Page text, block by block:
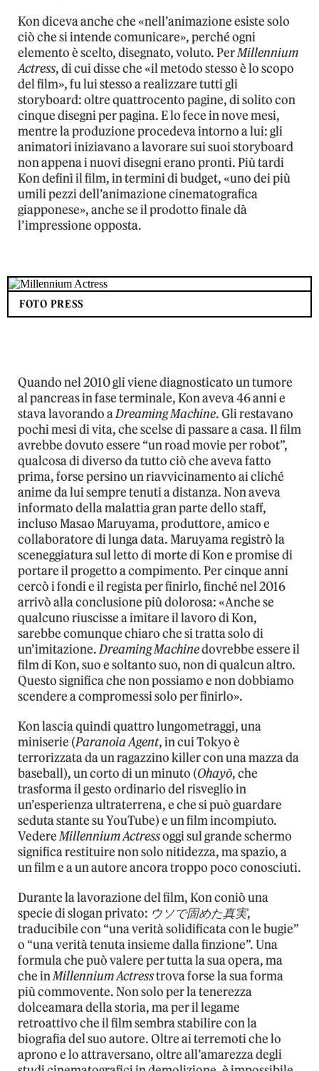
Kon diceva anche che «nell’animazione esiste solo
ciò che si intende comunicare», perché ogni
elemento è scelto, disegnato, voluto. PerMillennium
Actress, di cui disse che «il metodo stesso è lo scopo
del film», fu lui stesso a realizzare tutti gli
storyboard: oltre quattrocento pagine, di solito con
cinque disegni per pagina. E lo fece in nove mesi,
mentre la produzione procedeva intorno a lui: gli
animatori iniziavano a lavorare sui suoi storyboard
non appena i nuovi disegni erano pronti. Più tardi
Kon definì il film, in termini di budget, «uno dei più
umili pezzi dell’animazione cinematografica
giapponese», anche se il prodotto finale dà
l’impressione opposta.
FOTO PRESS
Quando nel 2010 gli viene diagnosticato un tumore
al pancreas in fase terminale, Kon aveva 46 anni e
stava lavorando aDreaming Machine. Gli restavano
pochi mesi di vita, che scelse di passare a casa. Il film
avrebbe dovuto essere “un road movie per robot”,
qualcosa di diverso da tutto ciò che aveva fatto
prima, forse persino un riavvicinamento ai cliché
anime da lui sempre tenuti a distanza. Non aveva
informato della malattia gran parte dello staff,
incluso Masao Maruyama, produttore, amico e
collaboratore di lunga data. Maruyama registrò la
sceneggiatura sul letto di morte di Kon e promise di
portare il progetto a compimento. Per cinque anni
cercò i fondi e il regista per finirlo, finché nel 2016
arrivò alla conclusione più dolorosa: «Anche se
qualcuno riuscisse a imitare il lavoro di Kon,
sarebbe comunque chiaro che si tratta solo di
un’imitazione.Dreaming Machinedovrebbe essere il
film di Kon, suo e soltanto suo, non di qualcun altro.
Questo significa che non possiamo e non dobbiamo
scendere a compromessi solo per finirlo».
Kon lascia quindi quattro lungometraggi, una
miniserie (Paranoia Agent, in cui Tokyo è
terrorizzata da un ragazzino killer con una mazza da
baseball), un corto di un minuto (Ohayō, che
trasforma il gesto ordinario del risveglio in
un’esperienza ultraterrena, e che si può guardare
seduta stante su YouTube) e un film incompiuto.
VedereMillennium Actressoggi sul grande schermo
significa restituire non solo nitidezza, ma spazio, a
un film e a un autore ancora troppo poco conosciuti.
Durante la lavorazione del film, Kon coniò una
specie di slogan privato: ウソで固めた真実,
traducibile con “una verità solidificata con le bugie”
o “una verità tenuta insieme dalla finzione”. Una
formula che può valere per tutta la sua opera, ma
che inMillennium Actresstrova forse la sua forma
più commovente. Non solo per la tenerezza
dolceamara della storia, ma per il legame
retroattivo che il film sembra stabilire con la
biografia del suo autore. Oltre ai terremoti che lo
aprono e lo attraversano, oltre all’amarezza degli